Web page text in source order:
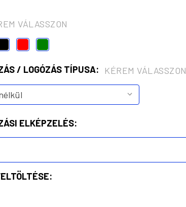
VÁLASSZON
/ LOGÓZÁS TÍPUSA: KÉREM VÁLASSZON
ELKÉPZELÉS: